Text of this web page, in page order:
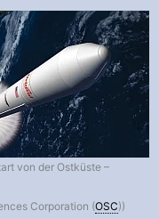
von der Ostküste –
Corporation (OSC))